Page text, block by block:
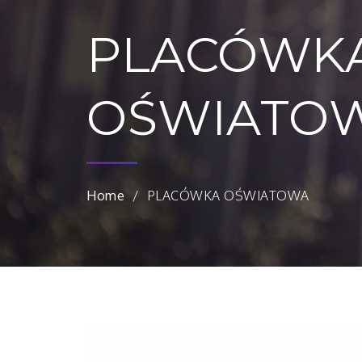
Home PLACÓWKA OŚWIATOWA